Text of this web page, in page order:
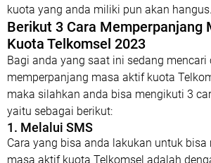
kuota yang anda miliki pun akan hangus.
Berikut 3 Cara Memperpanjang
Kuota Telkomsel 2023
Bagi anda yang saat ini sedang mencari
memperpanjang masa aktif kuota
maka silahkan anda bisa mengikuti 3
yaitu sebagai berikut:
1. Melalui SMS
Cara yang bisa anda lakukan untuk bisa
masa aktif kuota Telkomsel adalah